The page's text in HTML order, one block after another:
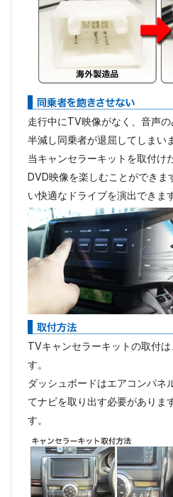
走行中にTV映像がなく、音声
半減し同乗者が退屈してしまい
当キャンセラーキットを取付け
DVD映像を楽しむことができま
い快適なドライブを演出できます
TVキャンセラーキットの取付
す。
ダッシュボードはエアコンパネ
てナビを取り出す必要がありま
す。